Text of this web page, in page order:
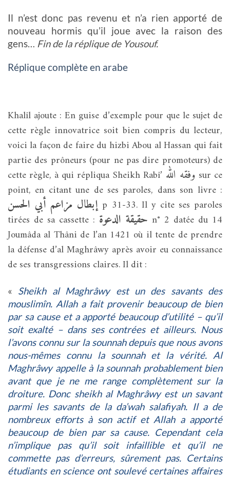
Il n’est donc pas revenu et n’a rien apporté de
nouveau hormis qu’il joue avec la raison des
gens… Fin de la réplique de Yousouf.
Réplique complète en arabe
Khalîl ajoute : En guise d’exemple pour que le sujet de
cette règle innovatrice soit bien compris du lecteur,
voici la façon de faire du hizbi Abou al Hassan qui fait
partie des prôneurs (pour ne pas dire promoteurs) de
cette règle, à qui répliqua Sheikh Rabî’ وفقه الله sur ce
point, en citant une de ses paroles, dans son livre :
إبطال مزاعم أبي الحسنp 31-33. Il y cite ses paroles
tirées de sa cassette : حقيقة الدعوة n° 2 datée du 14
Joumâda al Thâni de l’an 1421 où il tente de prendre
la défense d’al Maghrâwy après avoir eu connaissance
de ses transgressions claires. Il dit :
« Sheikh al Maghrâwy est un des savants des
mouslimîn. Allah a fait provenir beaucoup de bien
par sa cause et a apporté beaucoup d’utilité – qu’il
soit exalté – dans ses contrées et ailleurs. Nous
l’avons connu sur la sounnah depuis que nous avons
nous-mêmes connu la sounnah et la vérité. Al
Maghrâwy appelle à la sounnah probablement bien
avant que je ne me range complètement sur la
droiture. Donc sheikh al Maghrâwy est un savant
parmi les savants de la da’wah salafiyah. Il a de
nombreux efforts à son actif et Allah a apporté
beaucoup de bien par sa cause. Cependant cela
n’implique pas qu’il soit infaillible et qu’il ne
commette pas d’erreurs, sûrement pas. Certains
étudiants en science ont soulevé certaines affaires